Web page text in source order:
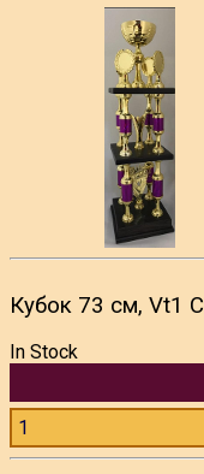
Кубок 73 см, Vt1 С
In Stock